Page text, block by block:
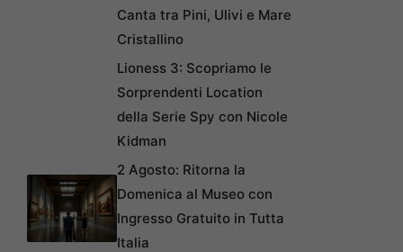
Canta tra Pini, Ulivi e Mare
Cristallino
Lioness 3: Scopriamo le
Sorprendenti Location
della Serie Spy con Nicole
Kidman
2 Agosto: Ritorna la
Domenica al Museo con
Ingresso Gratuito in Tutta
Italia